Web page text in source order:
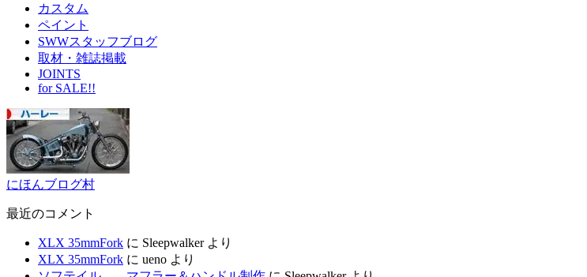
カスタム
ペイント
SWWスタッフブログ
取材・雑誌掲載
JOINTS
for SALE!!
にほんブログ村
最近のコメント
XLX 35mmFork に Sleepwalkerより
XLX 35mmFork に ueno より